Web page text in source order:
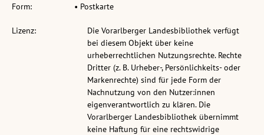
Form:
• Postkarte
Lizenz:
Die Vorarlberger Landesbibliothek verfügt
bei diesem Objekt über keine
urheberrechtlichen Nutzungsrechte. Rechte
Dritter (z. B. Urheber-, Persönlichkeits- oder
Markenrechte) sind für jede Form der
Nachnutzung von den Nutzer:innen
eigenverantwortlich zu klären. Die
Vorarlberger Landesbibliothek übernimmt
keine Haftung für eine rechtswidrige